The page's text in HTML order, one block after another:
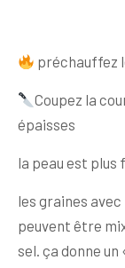
préchauffez
Coupez la
épaisses
la peau est plus
les graines
peuvent être
sel. ça donne